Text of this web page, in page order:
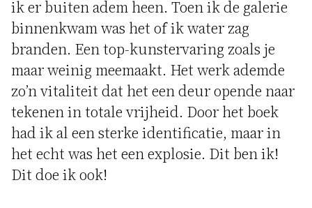
ik er buiten adem heen. Toen ik de galerie
binnenkwam was het of ik water zag
branden. Een top-kunstervaring zoals je
maar weinig meemaakt. Het werk ademde
zo’n vitaliteit dat het een deur opende naar
tekenen in totale vrijheid. Door het boek
had ik al een sterke identificatie, maar in
het echt was het een explosie. Dit ben ik!
Dit doe ik ook!